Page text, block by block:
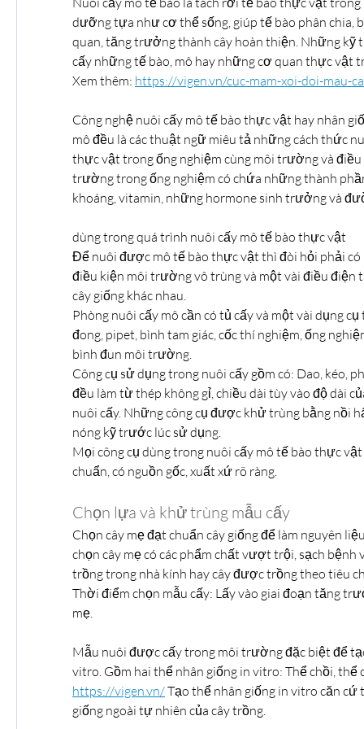
dưỡng tựa như cơ thể sống, giúp tế bào phân chia,
quan, tăng trưởng thành cây hoàn thiện. Những kỹ
cấy những tế bào, mô hay những cơ quan thực vật
Xem thêm: https://vigen.vn/cuc-mam-xoi-doi-mau-
Công nghệ nuôi cấy mô tế bào thực vật hay nhân
mô đều là các thuật ngữ miêu tả những cách thức
thực vật trong ống nghiệm cùng môi trường và
trường trong ống nghiệm có chứa những thành
khoáng, vitamin, những hormone sinh trưởng và
dùng trong quá trình nuôi cấy mô tế bào thực vật
Để nuôi được mô tế bào thực vật thì đòi hỏi phải
điều kiện môi trường vô trùng và một vài điều điện
cây giống khác nhau.
Phòng nuôi cấy mô cần có tủ cấy và một vài dụng
đong, pipet, bình tam giác, cốc thí nghiệm, ống
bình đun môi trường.
Công cụ sử dụng trong nuôi cấy gồm có: Dao, kéo,
đều làm từ thép không gỉ, chiều dài tùy vào độ dài
nuôi cấy. Những công cụ được khử trùng bằng nồi
nóng kỹ trước lúc sử dụng.
Mọi công cụ dùng trong nuôi cấy mô tế bào thực
chuẩn, có nguồn gốc, xuất xứ rõ ràng.
Chọn lựa và khử trùng mẫu cấy
Chọn cây mẹ đạt chuẩn cây giống để làm nguyên
chọn cây mẹ có các phẩm chất vượt trội, sạch bệnh
trồng trong nhà kính hay cây được trồng theo tiêu
Thời điểm chọn mẫu cấy: Lấy vào giai đoạn tăng
mẹ.
Mẫu nuôi được cấy trong môi trường đặc biệt để
https://vigen.vn/ Tạo thể nhân giống in vitro căn cứ
giống ngoài tự nhiên của cây trồng.